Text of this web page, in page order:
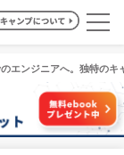
エンジニアへ。独特のキ